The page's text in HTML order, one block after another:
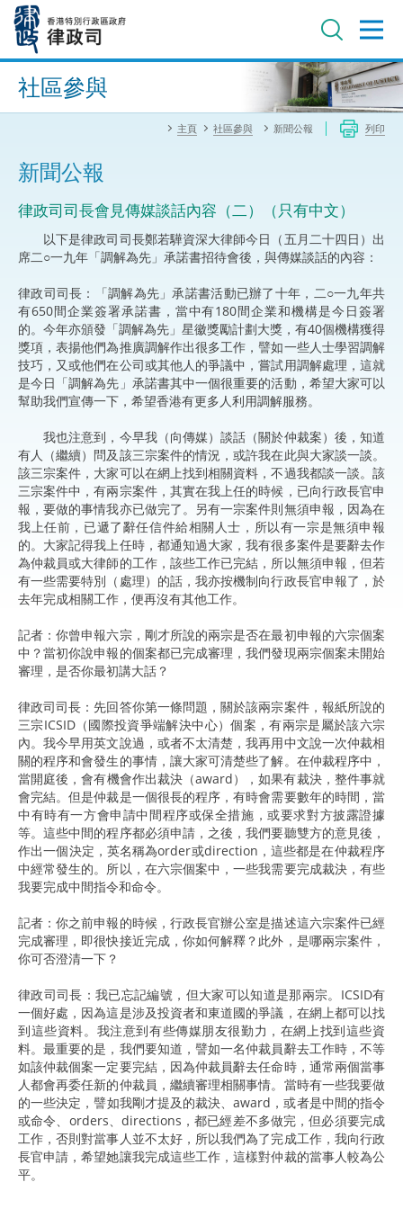
內
進階搜尋
社區參與
主頁 社區參與 新聞公報 列印
新聞公報
律政司司長會見傳媒談話內容（二）（只有中文）
以下是律政司司長鄭若驊資深大律師今日（五月二十四日）出
席二○一九年「調解為先」承諾書招待會後，與傳媒談話的內容：
律政司司長：「調解為先」承諾書活動已辦了十年，二○一九年共
有650間企業簽署承諾書，當中有180間企業和機構是今日簽署
的。今年亦頒發「調解為先」星徽獎勵計劃大獎，有40個機構獲得
獎項，表揚他們為推廣調解作出很多工作，譬如一些人士學習調解
技巧，又或他們在公司或其他人的爭議中，嘗試用調解處理，這就
是今日「調解為先」承諾書其中一個很重要的活動，希望大家可以
幫助我們宣傳一下，希望香港有更多人利用調解服務。
我也注意到，今早我（向傳媒）談話（關於仲裁案）後，知道
有人（繼續）問及該三宗案件的情況，或許我在此與大家談一談。
該三宗案件，大家可以在網上找到相關資料，不過我都談一談。該
三宗案件中，有兩宗案件，其實在我上任的時候，已向行政長官申
報，要做的事情我亦已做完了。另有一宗案件則無須申報，因為在
我上任前，已遞了辭任信件給相關人士，所以有一宗是無須申報
的。大家記得我上任時，都通知過大家，我有很多案件是要辭去作
為仲裁員或大律師的工作，該些工作已完結，所以無須申報，但若
有一些需要特別（處理）的話，我亦按機制向行政長官申報了，於
去年完成相關工作，便再沒有其他工作。
記者：你曾申報六宗，剛才所說的兩宗是否在最初申報的六宗個案
中？當初你說申報的個案都已完成審理，我們發現兩宗個案未開始
審理，是否你最初講大話？
律政司司長：先回答你第一條問題，關於該兩宗案件，報紙所說的
三宗ICSID（國際投資爭端解決中心）個案，有兩宗是屬於該六宗
內。我今早用英文說過，或者不太清楚，我再用中文說一次仲裁相
關的程序和會發生的事情，讓大家可清楚些了解。在仲裁程序中，
當開庭後，會有機會作出裁決（award），如果有裁決，整件事就
會完結。但是仲裁是一個很長的程序，有時會需要數年的時間，當
中有時有一方會申請中間程序或保全措施，或要求對方披露證據
等。這些中間的程序都必須申請，之後，我們要聽雙方的意見後，
作出一個決定，英名稱為order或direction，這些都是在仲裁程序
中經常發生的。所以，在六宗個案中，一些我需要完成裁決，有些
我要完成中間指令和命令。
記者：你之前申報的時候，行政長官辦公室是描述這六宗案件已經
完成審理，即很快接近完成，你如何解釋？此外，是哪兩宗案件，
你可否澄清一下？
律政司司長：我已忘記編號，但大家可以知道是那兩宗。ICSID有
一個好處，因為這是涉及投資者和東道國的爭議，在網上都可以找
到這些資料。我注意到有些傳媒朋友很勤力，在網上找到這些資
料。最重要的是，我們要知道，譬如一名仲裁員辭去工作時，不等
如該仲裁個案一定要完結，因為仲裁員辭去任命時，通常兩個當事
人都會再委任新的仲裁員，繼續審理相關事情。當時有一些我要做
的一些決定，譬如我剛才提及的裁決、award，或者是中間的指令
或命令、orders、directions，都已經差不多做完，但必須要完成
工作，否則對當事人並不太好，所以我們為了完成工作，我向行政
長官申請，希望她讓我完成這些工作，這樣對仲裁的當事人較為公
平。